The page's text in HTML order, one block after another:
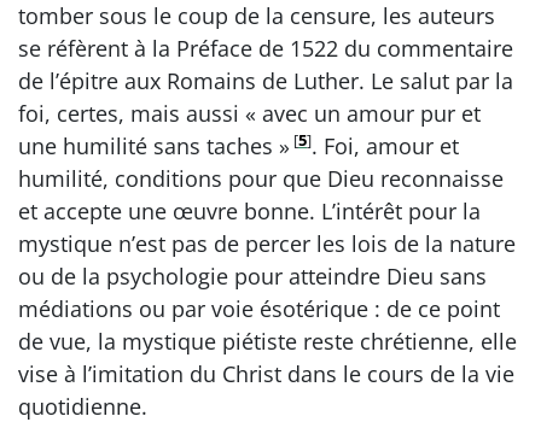
tomber sous le coup de la censure, les auteurs
se réfèrent à la Préface de 1522 du commentaire
de l’épitre aux Romains de Luther. Le salut par la
foi, certes, mais aussi « avec un amour pur et
une humilité sans taches » [5]. Foi, amour et
humilité, conditions pour que Dieu reconnaisse
et accepte une œuvre bonne. L’intérêt pour la
mystique n’est pas de percer les lois de la nature
ou de la psychologie pour atteindre Dieu sans
médiations ou par voie ésotérique : de ce point
de vue, la mystique piétiste reste chrétienne, elle
vise à l’imitation du Christ dans le cours de la vie
quotidienne.